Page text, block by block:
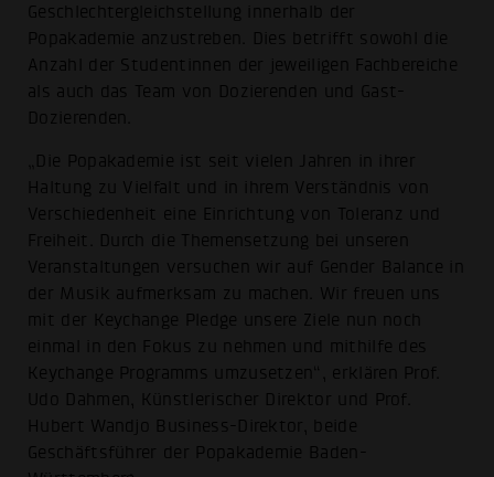
Geschlechtergleichstellung innerhalb der
Popakademie anzustreben. Dies betrifft sowohl die
Anzahl der Studentinnen der jeweiligen Fachbereiche
als auch das Team von Dozierenden und Gast-
Dozierenden.
„Die Popakademie ist seit vielen Jahren in ihrer
Haltung zu Vielfalt und in ihrem Verständnis von
Verschiedenheit eine Einrichtung von Toleranz und
Freiheit. Durch die Themensetzung bei unseren
Veranstaltungen versuchen wir auf Gender Balance in
der Musik aufmerksam zu machen. Wir freuen uns
mit der Keychange Pledge unsere Ziele nun noch
einmal in den Fokus zu nehmen und mithilfe des
Keychange Programms umzusetzen“, erklären Prof.
Udo Dahmen, Künstlerischer Direktor und Prof.
Hubert Wandjo Business-Direktor, beide
Geschäftsführer der Popakademie Baden-